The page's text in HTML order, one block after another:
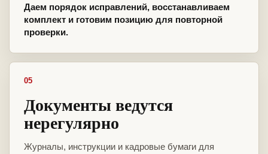
Даем порядок исправлений, восстанавливаем
комплект и готовим позицию для повторной
проверки.
05
Документы ведутся
нерегулярно
Журналы, инструкции и кадровые бумаги для